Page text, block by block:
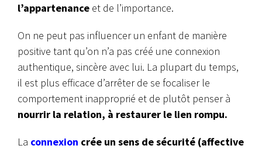
l’appartenance et de l’importance.
On ne peut pas influencer un enfant de manière
positive tant qu’on n’a pas créé une connexion
authentique, sincère avec lui. La plupart du temps,
il est plus efficace d’arrêter de se focaliser le
comportement inapproprié et de plutôt penser à
nourrir la relation, à restaurer le lien rompu.
La connexion crée un sens de sécurité (affective